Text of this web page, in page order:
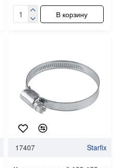
В корзину
17407 Starfix